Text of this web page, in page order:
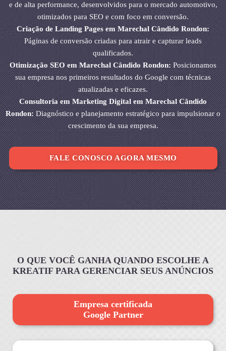
e de alta performance, desenvolvidos para o mercado automotivo,
otimizados para SEO e com foco em conversão.
Criação de Landing Pages em Marechal Cândido Rondon:
Páginas de conversão criadas para atrair e capturar leads
qualificados.
Otimização SEO em Marechal Cândido Rondon:Posicionamos
sua empresa nos primeiros resultados do Google com técnicas
atualizadas e eficazes.
Consultoria em Marketing Digital em Marechal Cândido
Rondon:Diagnóstico e planejamento estratégico para impulsionar o
crescimento da sua empresa.
FALE CONOSCO AGORA MESMO
O QUE VOCÊ GANHA QUANDO ESCOLHE A
KREATIF PARA GERENCIAR SEUS ANÚNCIOS
Empresa certificada
Google Partner